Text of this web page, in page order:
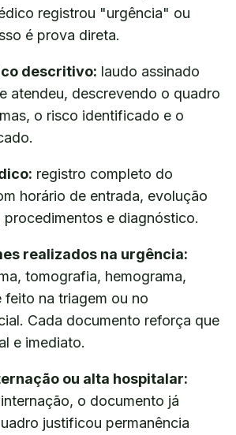
registrou "urgência" ou
é prova direta.
descritivo: laudo assinado
atendeu, descrevendo o quadro
o risco identificado e o
registro completo do
horário de entrada, evolução
procedimentos e diagnóstico.
realizados na urgência:
tomografia, hemograma,
feito na triagem ou no
Cada documento reforça que
e imediato.
ou alta hospitalar:
o documento já
justificou permanência